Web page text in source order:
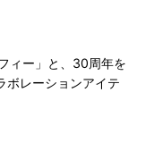
ィー」と、30周年を
ボレーションアイテ